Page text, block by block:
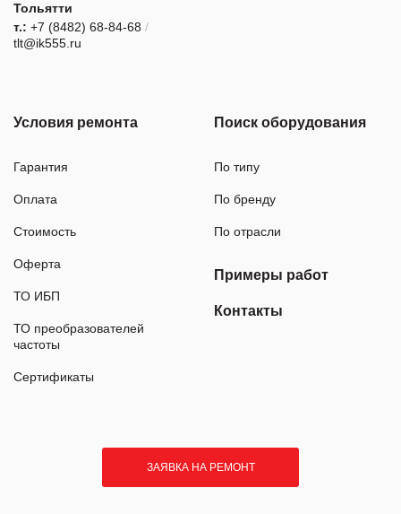
Тольятти
т.: +7 (8482) 68-84-68 /
tlt@ik555.ru
Условия ремонта
Гарантия
Оплата
Стоимость
Оферта
ТО ИБП
ТО преобразователей
частоты
Сертификаты
Поиск оборудования
По типу
По бренду
По отрасли
Примеры работ
Контакты
ЗАЯВКА НА РЕМОНТ